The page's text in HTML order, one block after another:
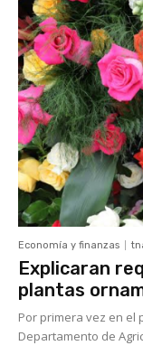
Economía y finanzas
Explicaran
plantas
Por primera vez en el
Departamento de